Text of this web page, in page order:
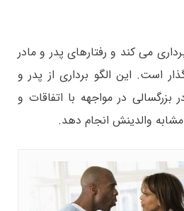
می کند و رفتارهای پدر و مادر
است. این الگو برداری از پدر و
در مواجهه با اتفاقات و
والدینش انجام دهد.